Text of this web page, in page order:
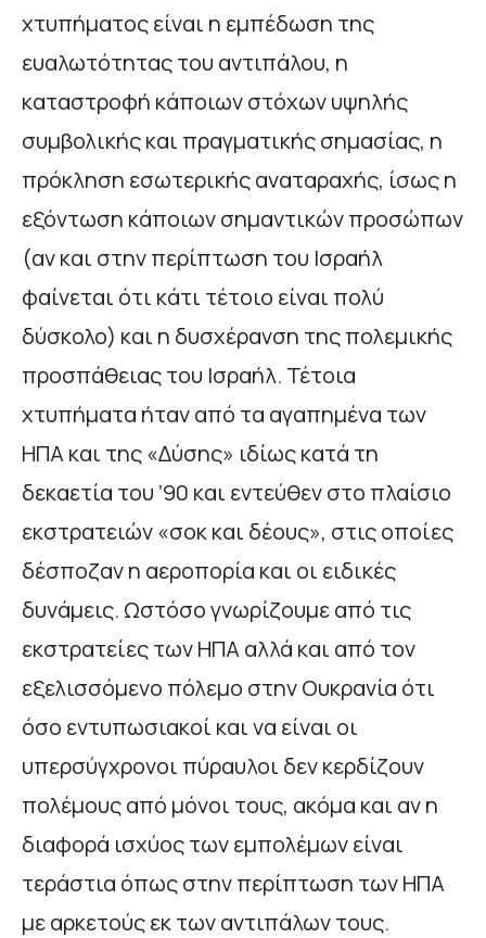
χτυπήματος είναι η εμπέδωση της
ευαλωτότητας του αντιπάλου, η
καταστροφή κάποιων στόχων υψηλής
συμβολικής και πραγματικής σημασίας, η
πρόκληση εσωτερικής αναταραχής, ίσως η
εξόντωση κάποιων σημαντικών προσώπων
(αν και στην περίπτωση του Ισραήλ
φαίνεται ότι κάτι τέτοιο είναι πολύ
δύσκολο) και η δυσχέρανση της πολεμικής
προσπάθειας του Ισραήλ. Τέτοια
χτυπήματα ήταν από τα αγαπημένα των
ΗΠΑ και της «Δύσης» ιδίως κατά τη
δεκαετία του ’90 και εντεύθεν στο πλαίσιο
εκστρατειών «σοκ και δέους», στις οποίες
δέσποζαν η αεροπορία και οι ειδικές
δυνάμεις. Ωστόσο γνωρίζουμε από τις
εκστρατείες των ΗΠΑ αλλά και από τον
εξελισσόμενο πόλεμο στην Ουκρανία ότι
όσο εντυπωσιακοί και να είναι οι
υπερσύγχρονοι πύραυλοι δεν κερδίζουν
πολέμους από μόνοι τους, ακόμα και αν η
διαφορά ισχύος των εμπολέμων είναι
τεράστια όπως στην περίπτωση των ΗΠΑ
με αρκετούς εκ των αντιπάλων τους.